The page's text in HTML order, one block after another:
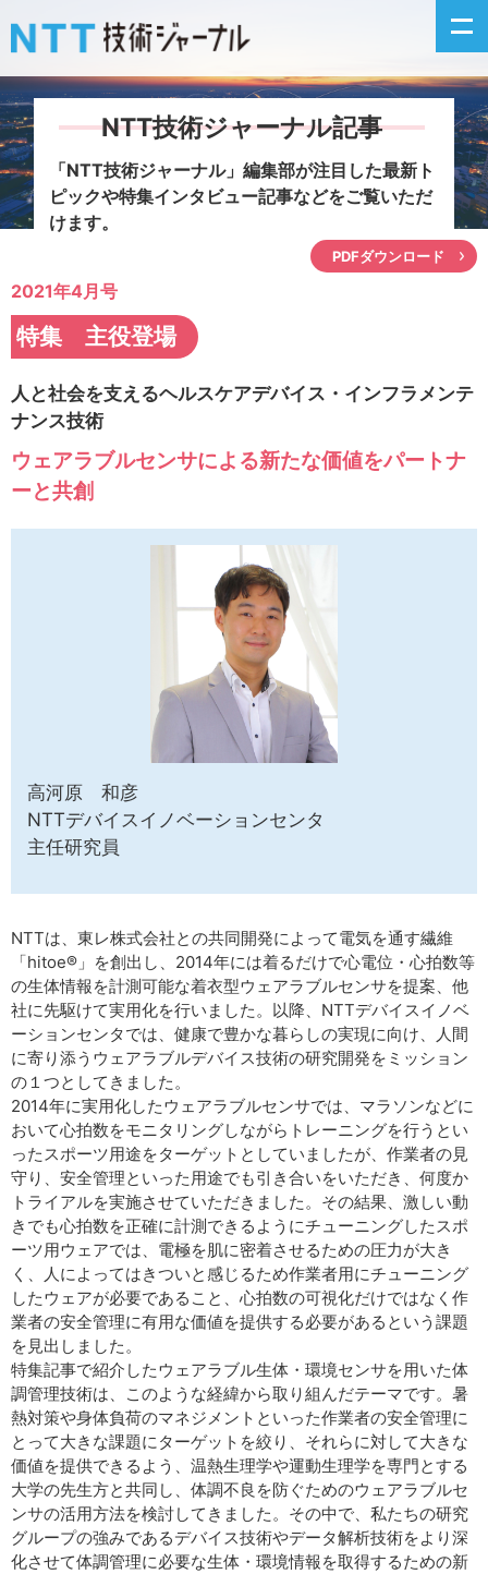
新着情報
イベントカレンダー
NTT技術ジャーナル記事
「NTT技術ジャーナル」編集部が注目した最新ト
ピックや特集インタビュー記事などをご覧いただ
けます。
PDFダウンロード
2021年4月号
特集 主役登場
人と社会を支えるヘルスケアデバイス・インフラメンテ
ナンス技術
ウェアラブルセンサによる新たな価値をパートナ
ーと共創
高河原 和彦
NTTデバイスイノベーションセンタ
主任研究員
NTTは、東レ株式会社との共同開発によって電気を通す繊維
「hitoe®」を創出し、2014年には着るだけで心電位・心拍数等
の生体情報を計測可能な着衣型ウェアラブルセンサを提案、他
社に先駆けて実用化を行いました。以降、NTTデバイスイノベ
ーションセンタでは、健康で豊かな暮らしの実現に向け、人間
に寄り添うウェアラブルデバイス技術の研究開発をミッション
の１つとしてきました。
2014年に実用化したウェアラブルセンサでは、マラソンなどに
おいて心拍数をモニタリングしながらトレーニングを行うとい
ったスポーツ用途をターゲットとしていましたが、作業者の見
守り、安全管理といった用途でも引き合いをいただき、何度か
トライアルを実施させていただきました。その結果、激しい動
きでも心拍数を正確に計測できるようにチューニングしたスポ
ーツ用ウェアでは、電極を肌に密着させるための圧力が大き
く、人によってはきついと感じるため作業者用にチューニング
したウェアが必要であること、心拍数の可視化だけではなく作
業者の安全管理に有用な価値を提供する必要があるという課題
を見出しました。
特集記事で紹介したウェアラブル生体・環境センサを用いた体
調管理技術は、このような経緯から取り組んだテーマです。暑
熱対策や身体負荷のマネジメントといった作業者の安全管理に
とって大きな課題にターゲットを絞り、それらに対して大きな
価値を提供できるよう、温熱生理学や運動生理学を専門とする
大学の先生方と共同し、体調不良を防ぐためのウェアラブルセ
ンサの活用方法を検討してきました。その中で、私たちの研究
グループの強みであるデバイス技術やデータ解析技術をより深
化させて体調管理に必要な生体・環境情報を取得するための新